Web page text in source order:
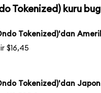
Tokenized) kuru
Tokenized)'dan
$16,45
Tokenized)'dan Japon